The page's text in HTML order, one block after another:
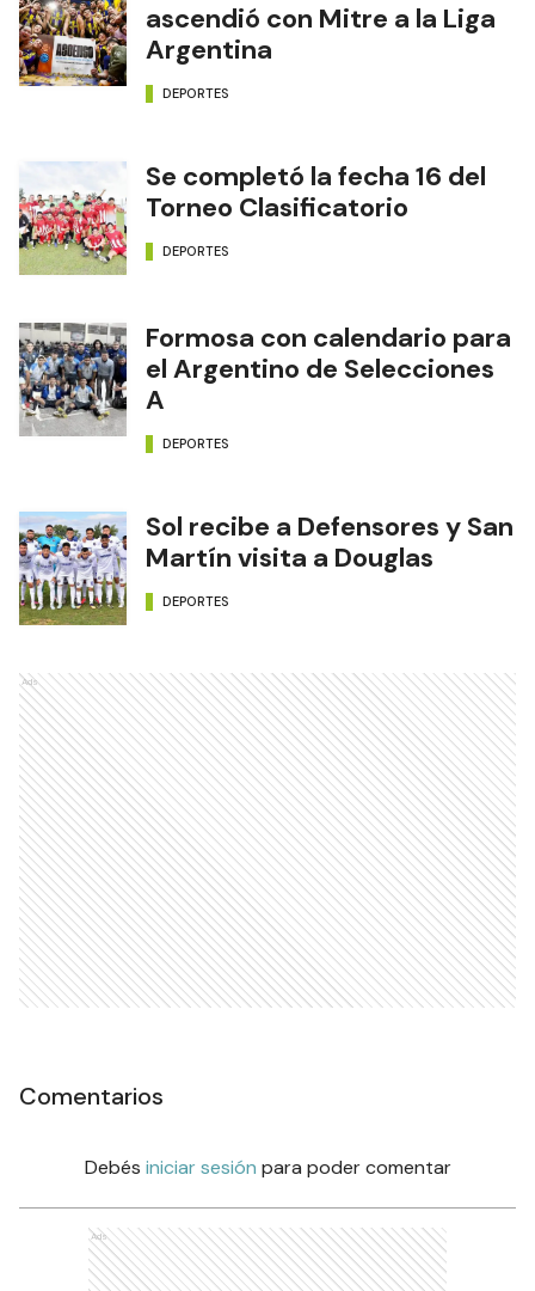
NOTAS RELACIONADAS
Carlos Benítez Gavilán
ascendió con Mitre a la Liga
DEPORTES
Se completó la fecha 16 del
DEPORTES
Formosa con calendario para
el Argentino de Selecciones
DEPORTES
Sol recibe a Defensores y San
DEPORTES
Ads
Debés iniciar sesiónpara poder comentar